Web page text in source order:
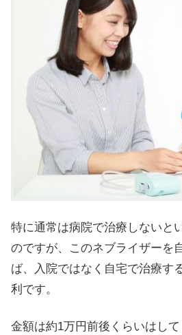
特に通常は病院で治療しないと
のですが、このネブライザーを
ば、入院ではなく自宅で治療す
利です。
金額は約1万円前後くらいはし